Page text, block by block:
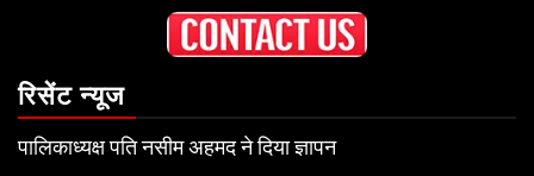
रिसेंट न्यूज
पालिकाध्यक्ष पति नसीम अहमद ने दिया ज्ञापन